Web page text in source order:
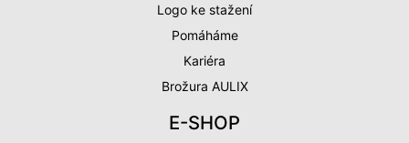
Logo ke stažení
Pomáháme
Kariéra
Brožura AULIX
E-SHOP